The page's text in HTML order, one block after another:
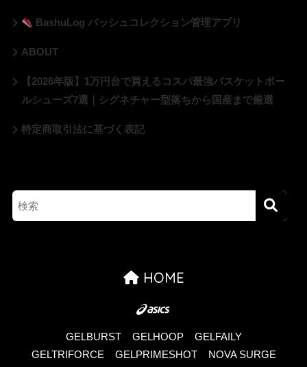
BashuLog バッシュコレクション管理アプリ
ABOUT
【2026年版】1万円台で買えるコスパ最強バスケットボー
ルシューズ7選｜シグネチャー型落ちから国産まで厳選
特定商取引法に基づく表記
HOME
GELBURST GELHOOP
GELFAILY
GELTRIFORCE
GELPRIMESHOT NOVA SURGE